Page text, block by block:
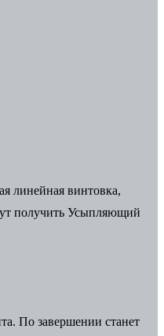
линейная винтовка,
получить Усыпляющий
По завершении станет